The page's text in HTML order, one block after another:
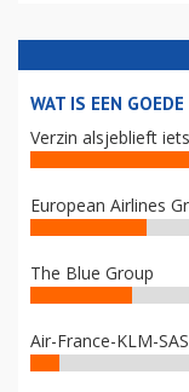
WAT IS EEN
Verzin alsjeblieft
European Airlines
The Blue Group
Air-France-KLM-